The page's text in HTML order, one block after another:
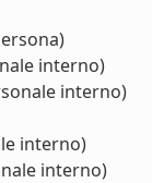
interno)
interno)
interno)
interno)